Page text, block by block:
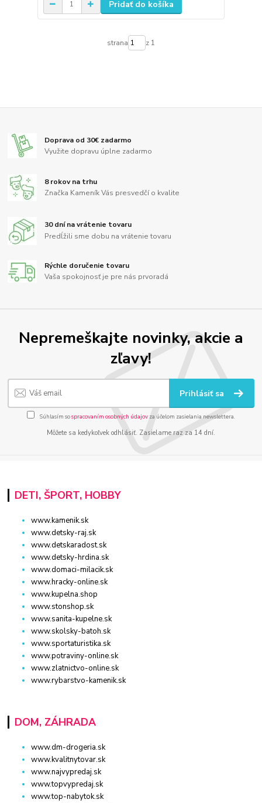
Pridať do košíka
strana z 1
Doprava od 30€ zadarmo
Využite dopravu úplne zadarmo
8 rokov na trhu
Značka Kameník Vás presvedčí o kvalite
30 dní na vrátenie tovaru
Predĺžili sme dobu na vrátenie tovaru
Rýchle doručenie tovaru
Vaša spokojnosť je pre nás prvoradá
Nepremeškajte novinky, akcie a
zľavy!
Prihlásiť sa
Súhlasím sospracovaním osobných údajov za účelom zasielania newslettera.
Môžete sa kedykoľvek odhlásiť. Zasielame raz za 14 dní.
DETI, ŠPORT, HOBBY
www.kamenik.sk
www.detsky-raj.sk
www.detskaradost.sk
www.detsky-hrdina.sk
www.domaci-milacik.sk
www.hracky-online.sk
www.kupelna.shop
www.stonshop.sk
www.sanita-kupelne.sk
www.skolsky-batoh.sk
www.sportaturistika.sk
www.potraviny-online.sk
www.zlatnictvo-online.sk
www.rybarstvo-kamenik.sk
DOM, ZÁHRADA
www.dm-drogeria.sk
www.kvalitnytovar.sk
www.najvypredaj.sk
www.topvypredaj.sk
www.top-nabytok.sk